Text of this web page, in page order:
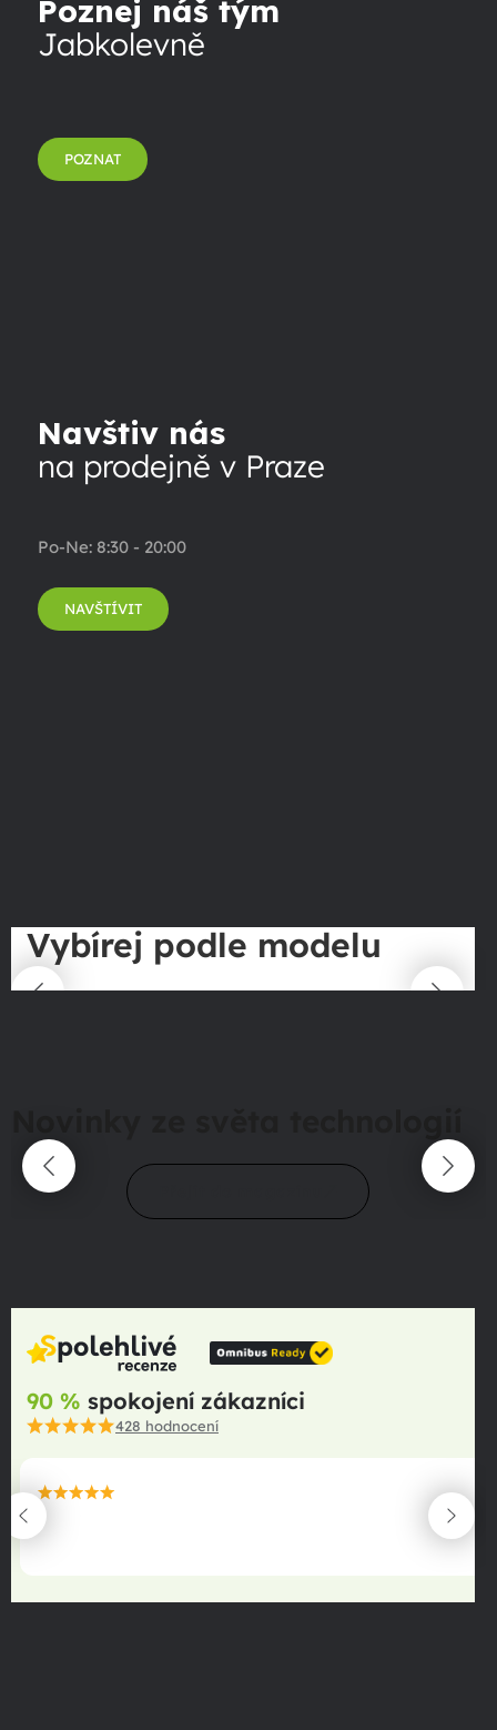
Poznej náš tým
Jabkolevně
POZNAT
Navštiv nás
na prodejně v Praze
Po-Ne: 8:30 - 20:00
NAVŠTÍVIT
Vybírej podle modelu
90 % spokojení zákazníci
428 hodnocení
maximální spokojenost
22.06.2025